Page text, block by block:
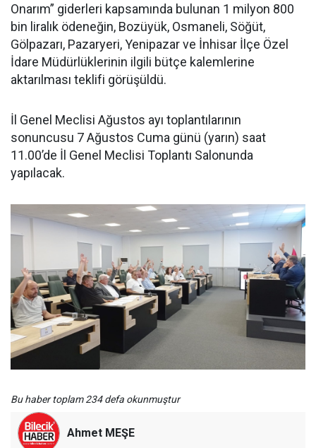
Onarım” giderleri kapsamında bulunan 1 milyon 800
bin liralık ödeneğin, Bozüyük, Osmaneli, Söğüt,
Gölpazarı, Pazaryeri, Yenipazar ve İnhisar İlçe Özel
İdare Müdürlüklerinin ilgili bütçe kalemlerine
aktarılması teklifi görüşüldü.
İl Genel Meclisi Ağustos ayı toplantılarının
sonuncusu 7 Ağustos Cuma günü (yarın) saat
11.00’de İl Genel Meclisi Toplantı Salonunda
yapılacak.
Bu haber toplam 234 defa okunmuştur
Ahmet MEŞE